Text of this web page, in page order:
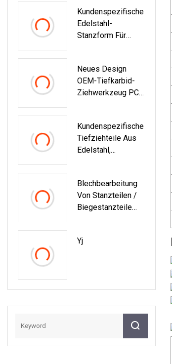
Kundenspezifische
Edelstahl-
Stanzform Für
Zylinder-
Tiefziehform
Neues Design
OEM-Tiefkarbid-
Ziehwerkzeug PCD
Drahtwerkzeuge
Kundenspezifische
Tiefziehteile Aus
Edelstahl,
Blechbearbeitung
Von Stanzteilen /
Biegestanzteile
Yj